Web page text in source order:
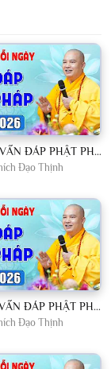
[04.07.2026] VẤN ĐÁP PHẬT PHÁP - Nghe Thầy giảng Pháp mỗi ngày CÔNG ĐỨC VÔ LƯỢNG│TT. Thích Đạo Thịnh
Đạo Thịnh
[05.07.2026] VẤN ĐÁP PHẬT PHÁP - Nghe Thầy giảng Pháp mỗi ngày CÔNG ĐỨC VÔ LƯỢNG│TT. Thích Đạo Thịnh
Đạo Thịnh